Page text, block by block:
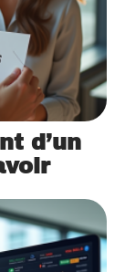
d’un